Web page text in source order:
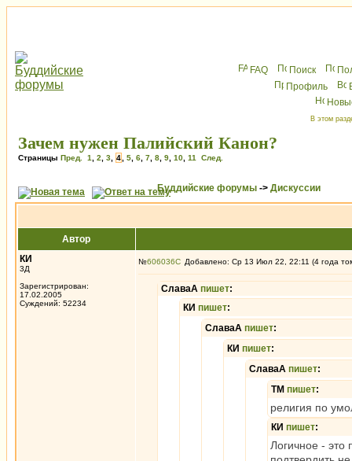
FAQ Поиск
Профиль
В этом
Зачем нужен Палийский Канон?
Страницы Пред. 1 2 3 4 5 6 7 8 9 10 11 След.
Буддийские форумы -> Дискуссии
Автор
КИ
3Д
Зарегистрирован:
17.02.2005
Суждений: 52234
№606036 Добавлено: Ср 13 Июл 22, 22:11 (4 года
СлаваА пишет:
КИ пишет:
СлаваА пишет:
КИ пишет:
СлаваА пишет:
ТМ пишет:
религия по
КИ пишет:
Логичное -